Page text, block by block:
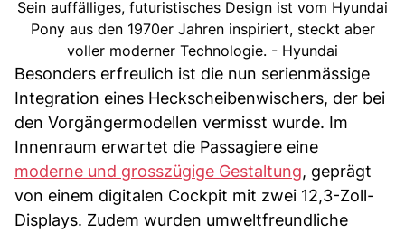
Sein auffälliges, futuristisches Design ist vom Hyundai
Pony aus den 1970er Jahren inspiriert, steckt aber
voller moderner Technologie. - Hyundai
Besonders erfreulich ist die nun serienmässige
Integration eines Heckscheibenwischers, der bei
den Vorgängermodellen vermisst wurde. Im
Innenraum erwartet die Passagiere eine
moderne und grosszügige Gestaltung, geprägt
von einem digitalen Cockpit mit zwei 12,3-Zoll-
Displays. Zudem wurden umweltfreundliche